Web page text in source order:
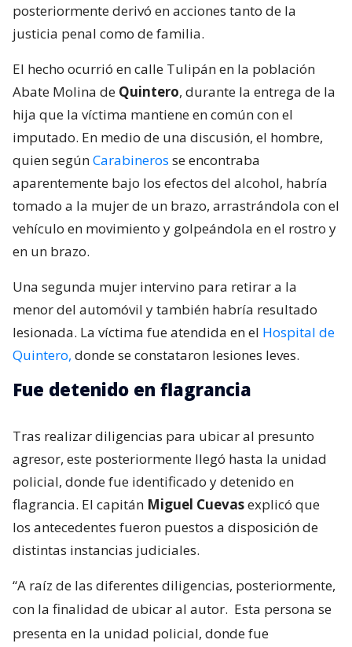
posteriormente derivó en acciones tanto de la
justicia penal como de familia.
El hecho ocurrió en calle Tulipán en la población
Abate Molina de Quintero, durante la entrega de la
hija que la víctima mantiene en común con el
imputado. En medio de una discusión, el hombre,
quien segúnCarabineros se encontraba
aparentemente bajo los efectos del alcohol, habría
tomado a la mujer de un brazo, arrastrándola con el
vehículo en movimiento y golpeándola en el rostro y
en un brazo.
Una segunda mujer intervino para retirar a la
menor del automóvil y también habría resultado
lesionada. La víctima fue atendida en el Hospital de
Quintero, donde se constataron lesiones leves.
Fue detenido en flagrancia
Tras realizar diligencias para ubicar al presunto
agresor, este posteriormente llegó hasta la unidad
policial, donde fue identificado y detenido en
flagrancia. El capitán Miguel Cuevasexplicó que
los antecedentes fueron puestos a disposición de
distintas instancias judiciales.
“A raíz de las diferentes diligencias, posteriormente,
con la finalidad de ubicar al autor. Esta persona se
presenta en la unidad policial, donde fue